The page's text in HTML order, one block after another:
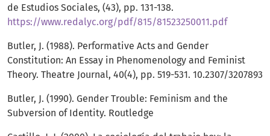
de Estudios Sociales, (43), pp. 131-138.
https://www.redalyc.org/pdf/815/81523250011.pdf
Butler, J. (1988). Performative Acts and Gender
Constitution: An Essay in Phenomenology and Feminist
Theory. Theatre Journal, 40(4), pp. 519-531. 10.2307/3207893
Butler, J. (1990). Gender Trouble: Feminism and the
Subversion of Identity. Routledge